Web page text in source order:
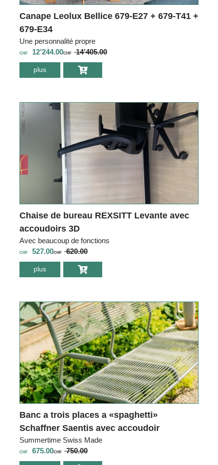
Canape Leolux Bellice 679-E27 + 679-T41 +
679-E34
Une personnalité propre
CHF 12’244.00CHF 14’405.00
plus environ Canape
Leolux Bellice
Chaise de bureau REXSITT Levante avec
accoudoirs 3D
Avec beaucoup de fonctions
CHF 527.00CHF 620.00
plus environ Chaise de
bureau REXSITT
Banc a trois places a «spaghetti»
Schaffner Saentis avec accoudoir
Summertime Swiss Made
CHF 675.00CHF 750.00